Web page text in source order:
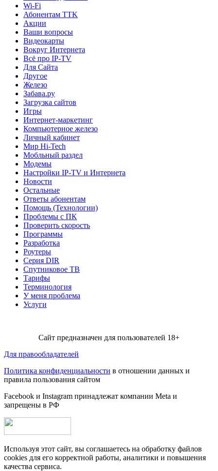
Wi-Fi
Абонентам TTK
Акции
Ваши вопросы
Видеокарты
Вокруг Интернета
Всё про IP-TV
Для Сайта
Другое
Железо
Забава.ру
Загрузка сайтов
Игры
Интернет-маркетинг
Компьютерное железо
Личный кабинет
Мир Hi-Tech
Мобльный раздел
Модемы
Настройки IP-TV и Интернета
Новости
Остальные
Ответы абонентам
Помощь (Технологии)
Проблемы с ПК
Проверить скорость
Программы
Разработка
Роутеры
Серия DIR
Спутниковое ТВ
Тарифы
Терминология
У меня проблема
Услуги
Сайт предназначен для пользователей 18+
Для правообладателей
Политика конфиденциальности в отношении данных и
правила пользования сайтом
Facebook и Instagram принадлежат компании Metа и
запрещены в РФ
Используя этот сайт, вы соглашаетесь на обработку файлов
cookies для его корректной работы, аналитики и повышения
качества сервиса.